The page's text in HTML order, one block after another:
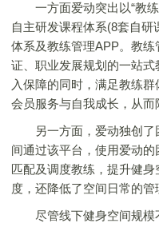
一方面爱动突出以“教练
自主研发课程体系(8套自研
体系及教练管理APP。教
证、职业发展规划的一站
入保障的同时，满足教练
会员服务与自我成长，从而
另一方面，爱动独创了
间通过该平台，使用爱动
匹配及调度教练，提升健
度，还降低了空间日常的管
尽管线下健身空间规模